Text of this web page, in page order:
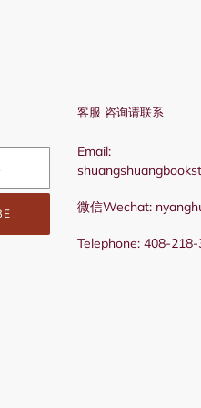
客服 咨询请联系
Email:
微信Wechat:
Telephone: 408-